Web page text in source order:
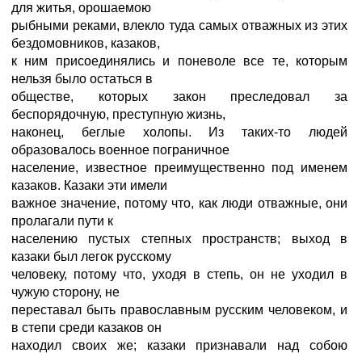
для житья, орошаемою
рыбными реками, влекло туда самых отважных из этих
бездомовников, казаков,
к ним присоединялись и поневоле все те, которым
нельзя было остаться в
обществе, которых закон преследовал за
беспорядочную, преступную жизнь,
наконец, беглые холопы. Из таких-то людей
образовалось военное пограничное
население, известное преимущественно под именем
казаков. Казаки эти имели
важное значение, потому что, как люди отважные, они
пролагали пути к
населению пустых степных пространств; выход в
казаки был легок русскому
человеку, потому что, уходя в степь, он не уходил в
чужую сторону, не
переставал быть православным русским человеком, и
в степи среди казаков он
находил своих же; казаки признавали над собою